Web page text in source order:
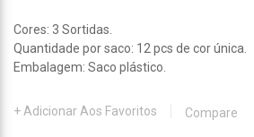
Cores: 3 Sortidas.
Quantidade por saco: 12 pcs de cor única.
Embalagem: Saco plástico.
Adicionar Aos Favoritos Compare